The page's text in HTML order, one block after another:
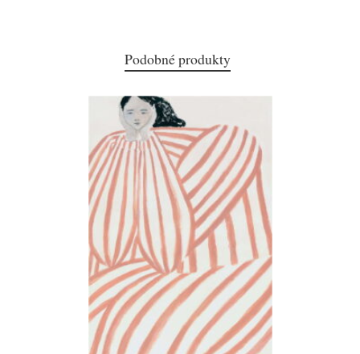
Podobné produkty